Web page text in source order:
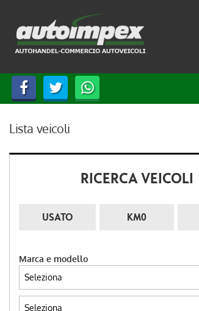
LISTA VEICOLI
ACQUISTIAMO USATO
ASSISTENZA
DEUTSCH
DEUTSCH
Lista veicoli
RICERCA VEICOLI
USATO KM0
Marca e modello